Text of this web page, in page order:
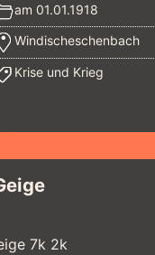
am 01.01.1918
Windischeschenbach
Krise und Krieg